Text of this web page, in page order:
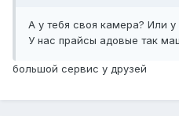
А у тебя своя камера? Или у
У нас прайсы адовые так
большой сервис у друзей